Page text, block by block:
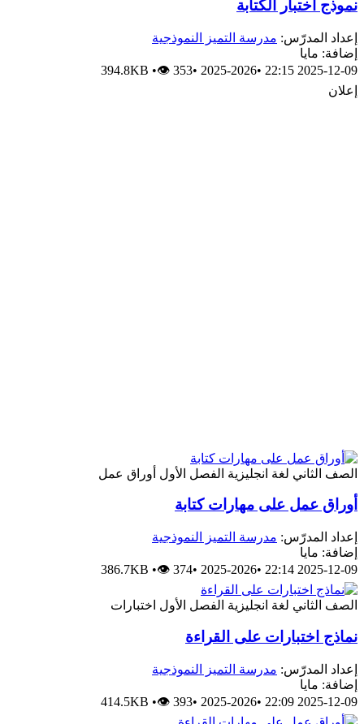
نموذج اختبار الكتابة
إعداد المدرّس: مدرسة التميز النموذجية
إضافة: مايا
2025-12-09 22:15
•
2025-2026
•
394.8KB •👁 353
إعلان
الصف الثاني لغة انجليزية الفصل الأول أوراق عمل
أوراق عمل على مهارات كتابة
إعداد المدرّس: مدرسة التميز النموذجية
إضافة: مايا
2025-12-09 22:14
•
2025-2026
•
386.7KB •👁 374
الصف الثاني لغة انجليزية الفصل الأول اختبارات
نماذج اختبارات على القراءة
إعداد المدرّس: مدرسة التميز النموذجية
إضافة: مايا
2025-12-09 22:09
•
2025-2026
•
414.5KB •👁 393